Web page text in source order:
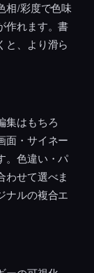
相/彩度で色味
作れます。書
と、より滑ら
集はもちろ
面・サイネー
。色違い・パ
わせて選べま
ナルの複合エ